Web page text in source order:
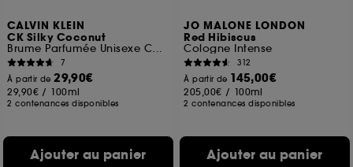
CALVIN KLEIN
CK Silky Coconut
Brume Parfumée Unisexe Corps & Cheveux
7
À partir de29,90€
29,90€ / 100ml
2 contenances disponibles
Ajouter au panier
JO MALONE LONDON
Red Hibiscus
Cologne Intense
312
À partir de 145,00€
205,00€ / 100ml
2 contenances disponibles
Ajouter au panier